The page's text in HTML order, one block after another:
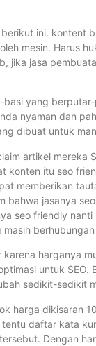
ini. kontent
mesin. Harus
jika jasa
yang
nyaman dan
dibuat untuk
artikel mereka
konten itu seo
memberikan
bahwa jasanya
seo friendly
karena harganya
untuk
sedikit-sedikit
harga dikisaran
daftar kata
Dengan